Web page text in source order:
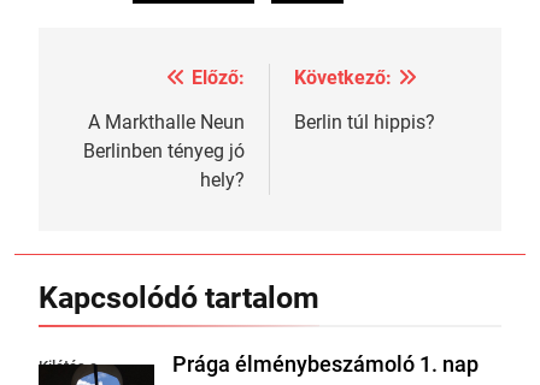
Bejegyzés
navigáció
Előző:
A Markthalle Neun
Berlinben tényeg jó
hely?
Következő:
Berlin túl hippis?
Kapcsolódó tartalom
Kilátás a
Prága élménybeszámoló 1. nap